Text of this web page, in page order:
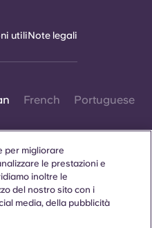
utiliNote legali
French Portuguese
per migliorare
le prestazioni e
inoltre le
del nostro sito con i
media, della pubblicità